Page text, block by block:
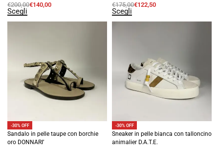
€200,00€140,00
Scegli
€175,00€122,50
Scegli
-30% OFF
Sandalo in pelle taupe con borchie
oro DONNARI’
-30% OFF
Sneaker in pelle bianca con talloncino
animalier D.A.T.E.